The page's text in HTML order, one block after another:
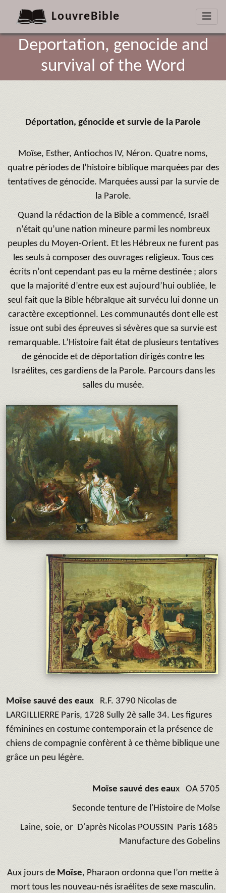
LouvreBible
Deportation, genocide and
survival of the Word
Déportation, génocide et survie de la Parole
Moïse, Esther, Antiochos IV, Néron. Quatre noms,
quatre périodes de l’histoire biblique marquées par des
tentatives de génocide. Marquées aussi par la survie de
la Parole.
Quand la rédaction de la Bible a commencé, Israël
n’était qu’une nation mineure parmi les nombreux
peuples du Moyen-Orient. Et les Hébreux ne furent pas
les seuls à composer des ouvrages religieux. Tous ces
écrits n’ont cependant pas eu la même destinée ; alors
que la majorité d’entre eux est aujourd’hui oubliée, le
seul fait que la Bible hébraïque ait survécu lui donne un
caractère exceptionnel. Les communautés dont elle est
issue ont subi des épreuves si sévères que sa survie est
remarquable. L’Histoire fait état de plusieurs tentatives
de génocide et de déportation dirigés contre les
Israélites, ces gardiens de la Parole. Parcours dans les
salles du musée.
Moïse sauvé des eaux R.F. 3790 Nicolas de
LARGILLIERRE Paris, 1728 Sully 2è salle 34. Les figures
féminines en costume contemporain et la présence de
chiens de compagnie confèrent à ce thème biblique une
grâce un peu légère.
Moïse sauvé des eaux OA 5705
Seconde tenture de l'Histoire de Moïse
Laine, soie, or D'après Nicolas POUSSIN Paris 1685
Manufacture des Gobelins
Aux jours de Moïse, Pharaon ordonna que l’on mette à
mort tous les nouveau-nés israélites de sexe masculin.